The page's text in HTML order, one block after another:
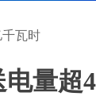
量超
千瓦时